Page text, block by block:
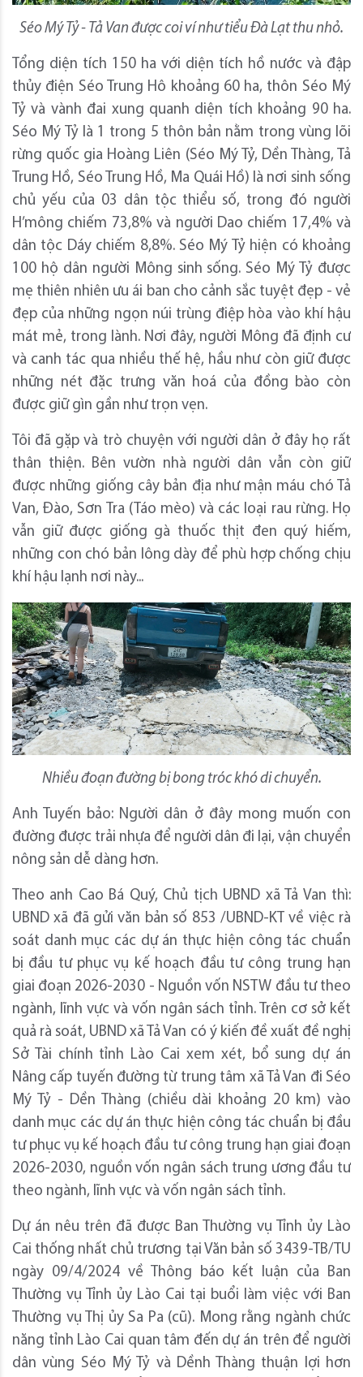
Séo Mý Tỷ - Tả Van được coi ví như tiểu Đà Lạt thu nhỏ.
Tổng diện tích 150 ha với diện tích hồ nước và đập
thủy điện Séo Trung Hô khoảng 60 ha, thôn Séo Mý
Tỷ và vành đai xung quanh diện tích khoảng 90 ha.
Séo Mý Tỷ là 1 trong 5 thôn bản nằm trong vùng lõi
rừng quốc gia Hoàng Liên (Séo Mý Tỷ, Dền Thàng, Tả
Trung Hồ, Séo Trung Hồ, Ma Quái Hồ) là nơi sinh sống
chủ yếu của 03 dân tộc thiểu số, trong đó người
H’mông chiếm 73,8% và người Dao chiếm 17,4% và
dân tộc Dáy chiếm 8,8%. Séo Mý Tỷ hiện có khoảng
100 hộ dân người Mông sinh sống. Séo Mý Tỷ được
mẹ thiên nhiên ưu ái ban cho cảnh sắc tuyệt đẹp - vẻ
đẹp của những ngọn núi trùng điệp hòa vào khí hậu
mát mẻ, trong lành. Nơi đây, người Mông đã định cư
và canh tác qua nhiều thế hệ, hầu như còn giữ được
những nét đặc trưng văn hoá của đồng bào còn
được giữ gìn gần như trọn vẹn.
Tôi đã gặp và trò chuyện với người dân ở đây họ rất
thân thiện. Bên vườn nhà người dân vẫn còn giữ
được những giống cây bản địa như mận máu chó Tả
Van, Đào, Sơn Tra (Táo mèo) và các loại rau rừng. Họ
vẫn giữ được giống gà thuốc thịt đen quý hiếm,
những con chó bản lông dày để phù hợp chống chịu
khí hậu lạnh nơi này...
Nhiều đoạn đường bị bong tróc khó di chuyển.
Anh Tuyến bảo: Người dân ở đây mong muốn con
đường được trải nhựa để người dân đi lại, vận chuyển
nông sản dễ dàng hơn.
Theo anh Cao Bá Quý, Chủ tịch UBND xã Tả Van thì:
UBND xã đã gửi văn bản số 853 /UBND-KT về việc rà
soát danh mục các dự án thực hiện công tác chuẩn
bị đầu tư phục vụ kế hoạch đầu tư công trung hạn
giai đoạn 2026-2030 - Nguồn vốn NSTW đầu tư theo
ngành, lĩnh vực và vốn ngân sách tỉnh. Trên cơ sở kết
quả rà soát, UBND xã Tả Van có ý kiến đề xuất đề nghị
Sở Tài chính tỉnh Lào Cai xem xét, bổ sung dự án
Nâng cấp tuyến đường từ trung tâm xã Tả Van đi Séo
Mý Tỷ - Dền Thàng (chiều dài khoảng 20 km) vào
danh mục các dự án thực hiện công tác chuẩn bị đầu
tư phục vụ kế hoạch đầu tư công trung hạn giai đoạn
2026-2030, nguồn vốn ngân sách trung ương đầu tư
theo ngành, lĩnh vực và vốn ngân sách tỉnh.
Dự án nêu trên đã được Ban Thường vụ Tỉnh ủy Lào
Cai thống nhất chủ trương tại Văn bản số 3439-TB/TU
ngày 09/4/2024 về Thông báo kết luận của Ban
Thường vụ Tỉnh ủy Lào Cai tại buổi làm việc với Ban
Thường vụ Thị ủy Sa Pa (cũ). Mong rằng ngành chức
năng tỉnh Lào Cai quan tâm đến dự án trên để người
dân vùng Séo Mý Tỷ và Dềnh Thàng thuận lợi hơn